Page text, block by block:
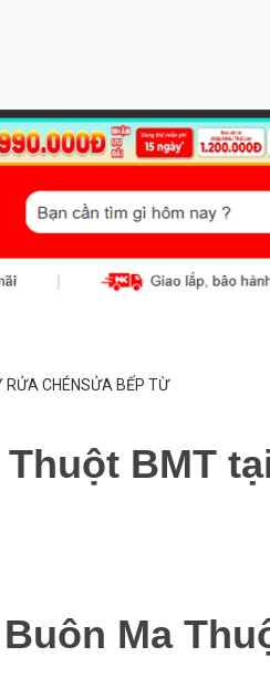
CHÉNSỬA BẾP TỪ
BMT
Ma